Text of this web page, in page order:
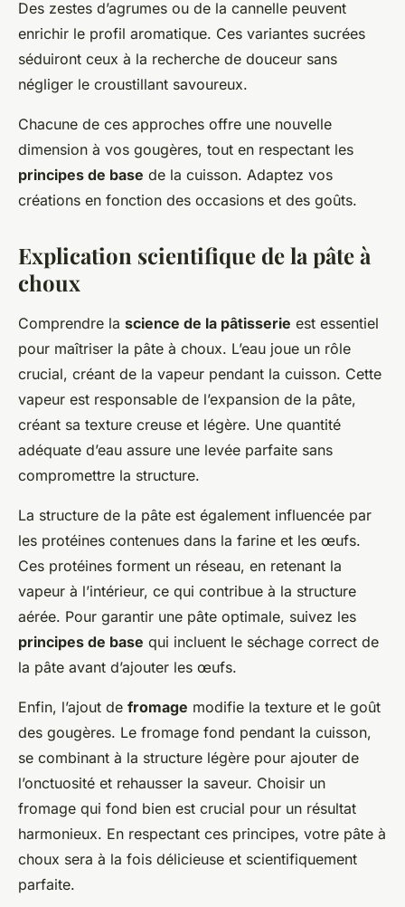
Des zestes d’agrumes ou de la cannelle peuvent
enrichir le profil aromatique. Ces variantes sucrées
séduiront ceux à la recherche de douceur sans
négliger le croustillant savoureux.
Chacune de ces approches offre une nouvelle
dimension à vos gougères, tout en respectant les
principes de base de la cuisson. Adaptez vos
créations en fonction des occasions et des goûts.
Explication scientifique de la pâte à
choux
Comprendre la science de la pâtisserie est essentiel
pour maîtriser la pâte à choux. L’eau joue un rôle
crucial, créant de la vapeur pendant la cuisson. Cette
vapeur est responsable de l’expansion de la pâte,
créant sa texture creuse et légère. Une quantité
adéquate d’eau assure une levée parfaite sans
compromettre la structure.
La structure de la pâte est également influencée par
les protéines contenues dans la farine et les œufs.
Ces protéines forment un réseau, en retenant la
vapeur à l’intérieur, ce qui contribue à la structure
aérée. Pour garantir une pâte optimale, suivez les
principes de base qui incluent le séchage correct de
la pâte avant d’ajouter les œufs.
Enfin, l’ajout de fromage modifie la texture et le goût
des gougères. Le fromage fond pendant la cuisson,
se combinant à la structure légère pour ajouter de
l’onctuosité et rehausser la saveur. Choisir un
fromage qui fond bien est crucial pour un résultat
harmonieux. En respectant ces principes, votre pâte à
choux sera à la fois délicieuse et scientifiquement
parfaite.